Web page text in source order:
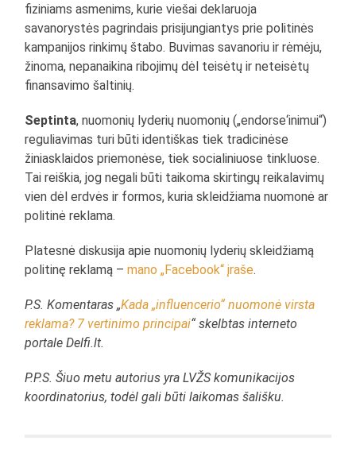
fiziniams asmenims, kurie viešai deklaruoja
savanorystės pagrindais prisijungiantys prie politinės
kampanijos rinkimų štabo. Buvimas savanoriu ir rėmėju,
žinoma, nepanaikina ribojimų dėl teisėtų ir neteisėtų
finansavimo šaltinių.
Septinta, nuomonių lyderių nuomonių („endorse‘inimui“)
reguliavimas turi būti identiškas tiek tradicinėse
žiniasklaidos priemonėse, tiek socialiniuose tinkluose.
Tai reiškia, jog negali būti taikoma skirtingų reikalavimų
vien dėl erdvės ir formos, kuria skleidžiama nuomonė ar
politinė reklama.
Platesnė diskusija apie nuomonių lyderių skleidžiamą
politinę reklamą –mano „Facebook“ įraše.
P.S. Komentaras „Kada „influencerio“ nuomonė virsta
reklama? 7 vertinimo principai“ skelbtas interneto
portale Delfi.lt.
P.P.S. Šiuo metu autorius yra LVŽS komunikacijos
koordinatorius, todėl gali būti laikomas šališku.